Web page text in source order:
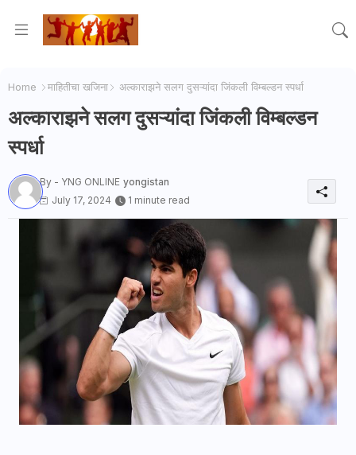
Home माहितीचा खजिना अल्काराझने सलग दुसऱ्यांदा जिंकली विम्बल्डन स्पर्धा
अल्काराझने सलग दुसऱ्यांदा जिंकली विम्बल्डन
स्पर्धा
By - YNG ONLINE yongistan
July 17, 2024
1 minute read